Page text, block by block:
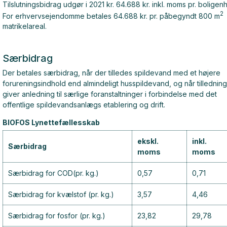
Tilslutningsbidrag udgør i 2021 kr. 64.688 kr. inkl. moms pr.
For erhvervsejendomme betales 64.688 kr. pr. påbegyndt 800 m2
matrikelareal.
Særbidrag
Der betales særbidrag, når der tilledes spildevand med et højere
forureningsindhold end almindeligt husspildevand, og når
giver anledning til særlige foranstaltninger i forbindelse med det
offentlige spildevandsanlægs etablering og drift.
BIOFOS Lynettefællesskab
Særbidrag
ekskl.
moms
inkl.
moms
Særbidrag for COD(pr. kg.) 0,57 0,71
Særbidrag for kvælstof (pr. kg.) 3,57 4,46
Særbidrag for fosfor (pr. kg.) 23,82 29,78